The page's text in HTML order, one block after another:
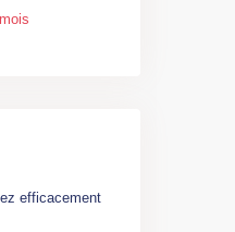
efficacement